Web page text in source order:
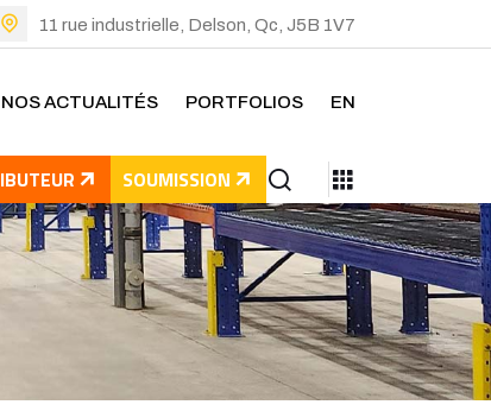
11 rue industrielle, Delson, Qc, J5B 1V7
NOS ACTUALITÉS PORTFOLIOS EN
SOUMISSION